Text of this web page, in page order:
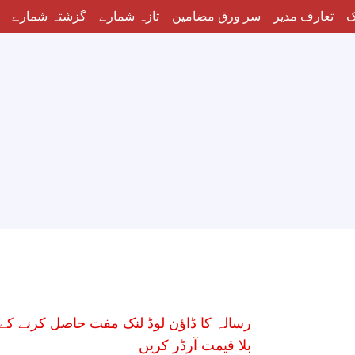
گزشتہ شمارے تازہ شمارے سر ورق مضامین تعارف مدیر
رسالہ کا ڈاؤن لوڈ لنک مفت حاصل کرنے کے
بلا قیمت آرڈر کریں